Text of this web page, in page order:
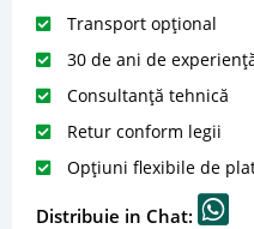
Transport opțional
30 de ani de
Consultanță tehnică
Retur conform legii
Opțiuni flexibile de
Distribuie in Chat: